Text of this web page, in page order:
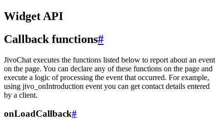
Widget API
Callback functions#
JivoChat executes the functions listed below to report about an event
on the page. You can declare any of these functions on the page and
execute a logic of processing the event that occurred. For example,
using jivo_onIntroduction event you can get contact details entered
by a client.
onLoadCallback#